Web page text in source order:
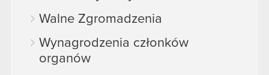
Walne Zgromadzenia
Wynagrodzenia członków
organów